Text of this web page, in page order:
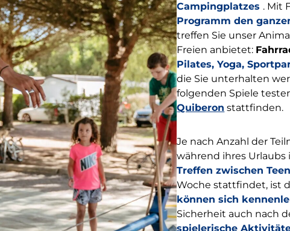
Campingplatzes . Mit
Programm den
treffen Sie unser
Freien anbietet:
Pilates, Yoga,
die Sie unterhalten
folgenden Spiele
Quiberon stattfinden.
Je nach Anzahl der
während ihres Urlaubs
Treffen zwischen
Woche stattfindet, ist
können sich
Sicherheit auch nach
spielerische